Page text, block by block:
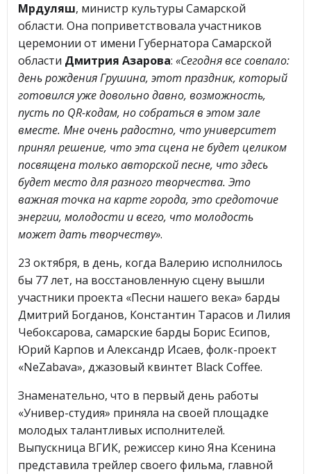
Мрдуляш, министр культуры Самарской
области. Она поприветствовала участников
церемонии от имени Губернатора Самарской
области Дмитрия Азарова: «Сегодня все совпало:
день рождения Грушина, этот праздник, который
готовился уже довольно давно, возможность,
пусть по QR-кодам, но собраться в этом зале
вместе. Мне очень радостно, что университет
принял решение, что эта сцена не будет целиком
посвящена только авторской песне, что здесь
будет место для разного творчества. Это
важная точка на карте города, это средоточие
энергии, молодости и всего, что молодость
может дать творчеству».
23 октября, в день, когда Валерию исполнилось
бы 77 лет, на восстановленную сцену вышли
участники проекта «Песни нашего века» барды
Дмитрий Богданов, Константин Тарасов и Лилия
Чебоксарова, самарские барды Борис Есипов,
Юрий Карпов и Александр Исаев, фолк-проект
«NeZabava», джазовый квинтет Black Coffee.
Знаменательно, что в первый день работы
«Универ-студия» приняла на своей площадке
молодых талантливых исполнителей.
Выпускница ВГИК, режиссер кино Яна Ксенина
представила трейлер своего фильма, главной